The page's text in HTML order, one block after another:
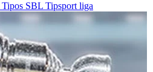
Tipos SBL Tipsport liga